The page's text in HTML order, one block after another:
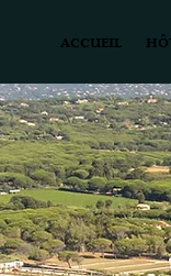
ACCUEIL